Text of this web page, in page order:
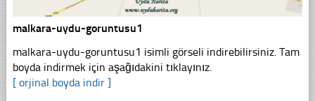
malkara-uydu-goruntusu1
malkara-uydu-goruntusu1 isimli görseli indirebilirsiniz. Tam
boyda indirmek için aşağıdakini tıklayınız.
[ orjinal boyda indir ]